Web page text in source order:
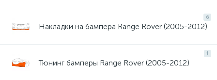
6
Накладки на бампера Range Rover (2005-2012)
1
Тюнинг бамперы Range Rover (2005-2012)